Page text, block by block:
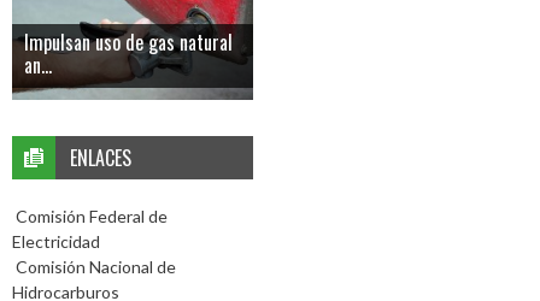
Impulsan uso de gas natural
an...
ENLACES
Comisión Federal de
Electricidad
Comisión Nacional de
Hidrocarburos